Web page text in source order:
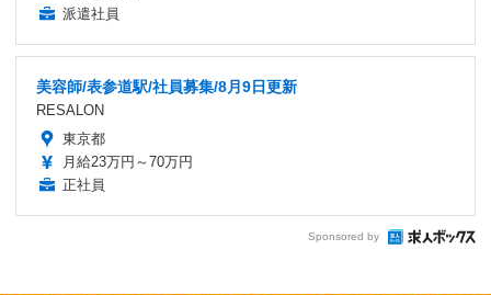
派遣社員
美容師/表参道駅/社員募集/8月9日更新
RESALON
東京都
月給23万円～70万円
正社員
Sponsored by